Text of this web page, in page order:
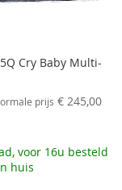
Cry Baby Multi-
prijs € 245,00
voor 16u besteld
huis